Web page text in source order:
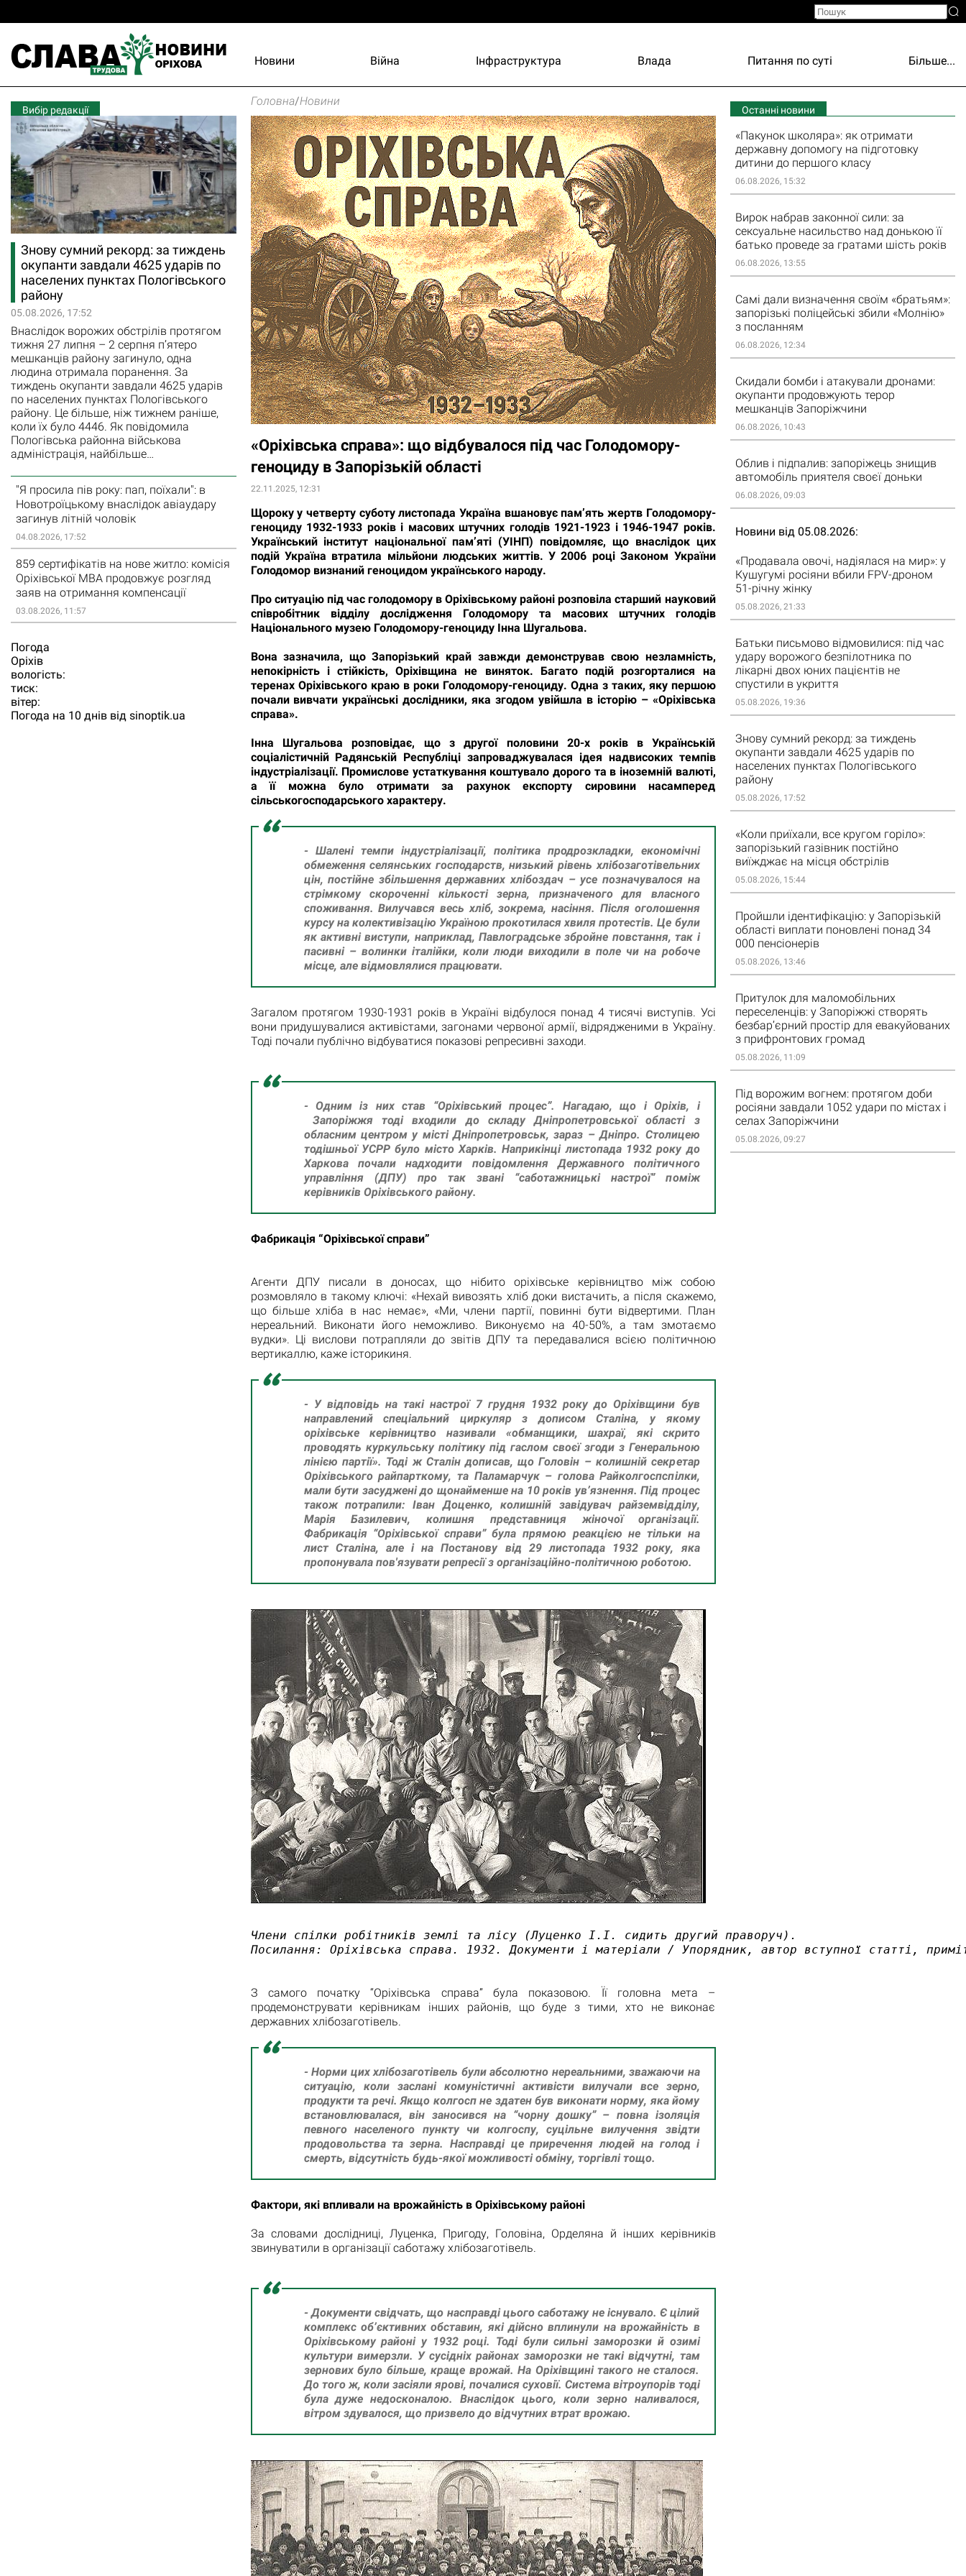
Новини Війна Інфраструктура Влада Питання по суті Більше...
Вибір редакції
Знову сумний рекорд: за тиждень
окупанти завдали 4625 ударів по
населених пунктах Пологівського
району
05.08.2026, 17:52
Внаслідок ворожих обстрілів протягом
тижня 27 липня – 2 серпня п’ятеро
мешканців району загинуло, одна
людина отримала поранення. За
тиждень окупанти завдали 4625 ударів
по населених пунктах Пологівського
району. Це більше, ніж тижнем раніше,
коли їх було 4446. Як повідомила
Пологівська районна військова
адміністрація, найбільше…
"Я просила пів року: пап, поїхали": в
Новотроїцькому внаслідок авіаудару
загинув літній чоловік
04.08.2026, 17:52
859 сертифікатів на нове житло: комісія
Оріхівської МВА продовжує розгляд
заяв на отримання компенсації
03.08.2026, 11:57
Погода
Орiхiв
вологість:
тиск:
вітер:
Погода на 10 днів від sinoptik.ua
Головна/Новини
«Оріхівська справа»: що відбувалося під час Голодомору-
геноциду в Запорізькій області
22.11.2025, 12:31
Щороку у четверту суботу листопада Україна вшановує пам’ять жертв Голодомору-
геноциду 1932-1933 років і масових штучних голодів 1921-1923 і 1946-1947 років.
Український інститут національної пам’яті (УІНП) повідомляє, що внаслідок цих
подій Україна втратила мільйони людських життів. У 2006 році Законом України
Голодомор визнаний геноцидом українського народу.
Про ситуацію під час голодомору в Оріхівському районі розповіла старший науковий
співробітник відділу дослідження Голодомору та масових штучних голодів
Національного музею Голодомору-геноциду Інна Шугальова.
Вона зазначила, що Запорізький край завжди демонстрував свою незламність,
непокірність і стійкість, Оріхівщина не виняток. Багато подій розгорталися на
теренах Оріхівського краю в роки Голодомору-геноциду. Одна з таких, яку першою
почали вивчати українські дослідники, яка згодом увійшла в історію – «Оріхівська
справа».
Інна Шугальова розповідає, що з другої половини 20-х років в Українській
соціалістичній Радянській Республіці запроваджувалася ідея надвисоких темпів
індустріалізації. Промислове устаткування коштувало дорого та в іноземній валюті,
а її можна було отримати за рахунок експорту сировини насамперед
сільськогосподарського характеру.
- Шалені темпи індустріалізації, політика продрозкладки, економічні
обмеження селянських господарств, низький рівень хлібозаготівельних
цін, постійне збільшення державних хлібоздач – усе позначувалося на
стрімкому скороченні кількості зерна, призначеного для власного
споживання. Вилучався весь хліб, зокрема, насіння. Після оголошення
курсу на колективізацію Україною прокотилася хвиля протестів. Це були
як активні виступи, наприклад, Павлоградське збройне повстання, так і
пасивні – волинки італійки, коли люди виходили в поле чи на робоче
місце, але відмовлялися працювати.
Загалом протягом 1930-1931 років в Україні відбулося понад 4 тисячі виступів. Усі
вони придушувалися активістами, загонами червоної армії, відрядженими в Україну.
Тоді почали публічно відбуватися показові репресивні заходи.
- Одним із них став “Оріхівський процес”. Нагадаю, що і Оріхів, і
Запоріжжя тоді входили до складу Дніпропетровської області з
обласним центром у місті Дніпропетровськ, зараз – Дніпро. Столицею
тодішньої УСРР було місто Харків. Наприкінці листопада 1932 року до
Харкова почали надходити повідомлення Державного політичного
управління (ДПУ) про так звані “саботажницькі настрої” поміж
керівників Оріхівського району.
Фабрикація “Оріхівської справи”
Агенти ДПУ писали в доносах, що нібито оріхівське керівництво між собою
розмовляло в такому ключі: «Нехай вивозять хліб доки вистачить, а після скажемо,
що більше хліба в нас немає», «Ми, члени партії, повинні бути відвертими. План
нереальний. Виконати його неможливо. Виконуємо на 40-50%, а там змотаємо
вудки». Ці вислови потрапляли до звітів ДПУ та передавалися всією політичною
вертикаллю, каже історикиня.
- У відповідь на такі настрої 7 грудня 1932 року до Оріхівщини був
направлений спеціальний циркуляр з дописом Сталіна, у якому
оріхівське керівництво називали «обманщики, шахраї, які скрито
проводять куркульську політику під гаслом своєї згоди з Генеральною
лінією партії». Тоді ж Сталін дописав, що Головін – колишній секретар
Оріхівського райпарткому, та Паламарчук – голова Райколгоспспілки,
мали бути засуджені до щонайменше на 10 років ув’язнення. Під процес
також потрапили: Іван Доценко, колишній завідувач райземвідділу,
Марія Базилевич, колишня представниця жіночої організації.
Фабрикація “Оріхівської справи” була прямою реакцією не тільки на
лист Сталіна, але і на Постанову від 29 листопада 1932 року, яка
пропонувала пов'язувати репресії з організаційно-політичною роботою.
Члени спілки робітників землі та лісу (Луценко І.І. сидить другий праворуч).
Посилання: Оріхівська справа. 1932. Документи і матеріали / Упорядник, автор вступної статті,
З самого початку “Оріхівська справа” була показовою. Її головна мета –
продемонструвати керівникам інших районів, що буде з тими, хто не виконає
державних хлібозаготівель.
- Норми цих хлібозаготівель були абсолютно нереальними, зважаючи на
ситуацію, коли заслані комуністичні активісти вилучали все зерно,
продукти та речі. Якщо колгосп не здатен був виконати норму, яка йому
встановлювалася, він заносився на “чорну дошку” – повна ізоляція
певного населеного пункту чи колгоспу, суцільне вилучення звідти
продовольства та зерна. Насправді це приречення людей на голод і
смерть, відсутність будь-якої можливості обміну, торгівлі тощо.
Фактори, які впливали на врожайність в Оріхівському районі
За словами дослідниці, Луценка, Пригоду, Головіна, Орделяна й інших керівників
звинуватили в організації саботажу хлібозаготівель.
- Документи свідчать, що насправді цього саботажу не існувало. Є цілий
комплекс об’єктивних обставин, які дійсно вплинули на врожайність в
Оріхівському районі у 1932 році. Тоді були сильні заморозки й озимі
культури вимерзли. У сусідніх районах заморозки не такі відчутні, там
зернових було більше, краще врожай. На Оріхівщині такого не сталося.
До того ж, коли засіяли ярові, почалися суховії. Система вітроупорів тоді
була дуже недосконалою. Внаслідок цього, коли зерно наливалося,
вітром здувалося, що призвело до відчутних втрат врожаю.
Останні новини
«Пакунок школяра»: як отримати
державну допомогу на підготовку
дитини до першого класу
06.08.2026, 15:32
Вирок набрав законної сили: за
сексуальне насильство над донькою її
батько проведе за гратами шість років
06.08.2026, 13:55
Самі дали визначення своїм «братьям»:
запорізькі поліцейські збили «Молнію»
з посланням
06.08.2026, 12:34
Скидали бомби і атакували дронами:
окупанти продовжують терор
мешканців Запоріжчини
06.08.2026, 10:43
Облив і підпалив: запоріжець знищив
автомобіль приятеля своєї доньки
06.08.2026, 09:03
Новини від 05.08.2026
«Продавала овочі, надіялася на мир»: у
Кушугумі росіяни вбили FPV-дроном
51-річну жінку
05.08.2026, 21:33
Батьки письмово відмовилися: під час
удару ворожого безпілотника по
лікарні двох юних пацієнтів не
спустили в укриття
05.08.2026, 19:36
Знову сумний рекорд: за тиждень
окупанти завдали 4625 ударів по
населених пунктах Пологівського
району
05.08.2026, 17:52
«Коли приїхали, все кругом горіло»:
запорізький газівник постійно
виїжджає на місця обстрілів
05.08.2026, 15:44
Пройшли ідентифікацію: у Запорізькій
області виплати поновлені понад 34
000 пенсіонерів
05.08.2026, 13:46
Притулок для маломобільних
переселенців: у Запоріжжі створять
безбар’єрний простір для евакуйованих
з прифронтових громад
05.08.2026, 11:09
Під ворожим вогнем: протягом доби
росіяни завдали 1052 удари по містах і
селах Запоріжчини
05.08.2026, 09:27